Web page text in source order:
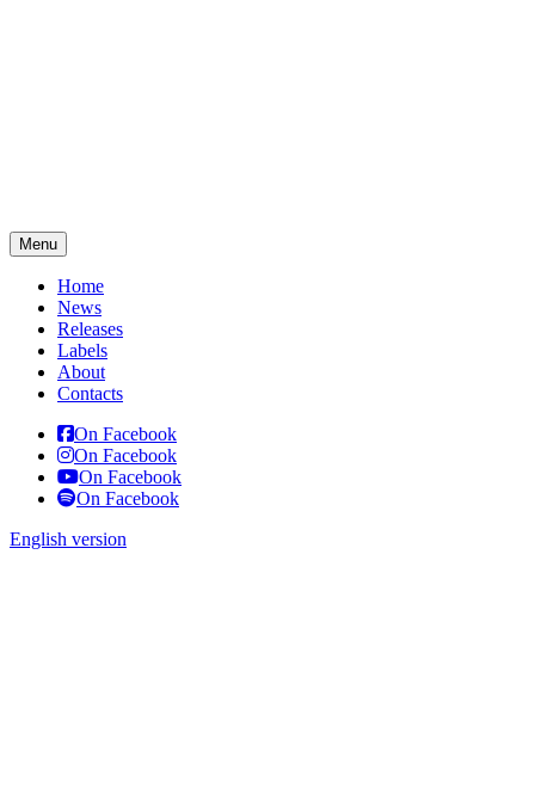
Menu
Home
News
Releases
Labels
About
Contacts
On Facebook
On Facebook
On Facebook
On Facebook
English version